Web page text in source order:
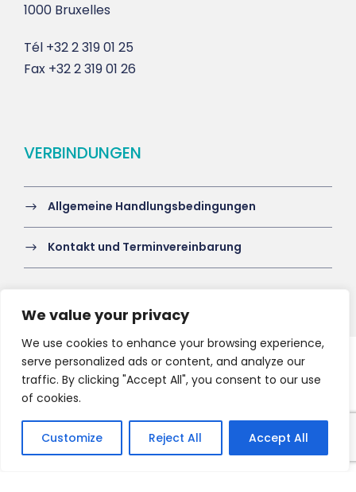
We value your privacy
We use cookies to enhance your browsing experience,
serve personalized ads or content, and analyze our
traffic. By clicking "Accept All", you consent to our use
of cookies.
Customize Reject All Accept All
1000 Bruxelles
Tél +32 2 319 01 25
Fax +32 2 319 01 26
VERBINDUNGEN
Allgemeine Handlungsbedingungen
Kontakt und Terminvereinbarung
Copyright 2021 HV-A, All Right Reserved